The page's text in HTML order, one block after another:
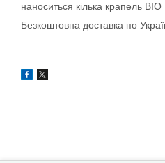
наноситься кілька крапель
Безкоштовна доставка по